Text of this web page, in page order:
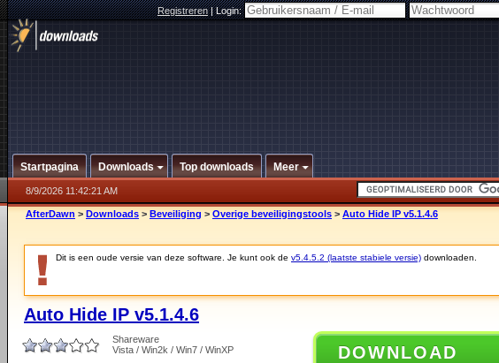
Registreren|Login:
Startpagina Downloads Top downloads Meer
8/9/2026 11:42:21 AM
AfterDawn > Downloads > Beveiliging > Overige beveiligingstools > Auto Hide IP v5.1.4.6
Dit is een oude versie van deze software. Je kunt ook de v5.4.5.2 (laatste stabiele versie) downloaden.
Auto Hide IP v5.1.4.6
Shareware
Vista / Win2k / Win7 / WinXP
DOWNLOAD